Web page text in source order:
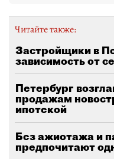
Читайте также:
Застройщики в
зависимость от
Петербург
продажам
ипотекой
Без ажиотажа и
предпочитают